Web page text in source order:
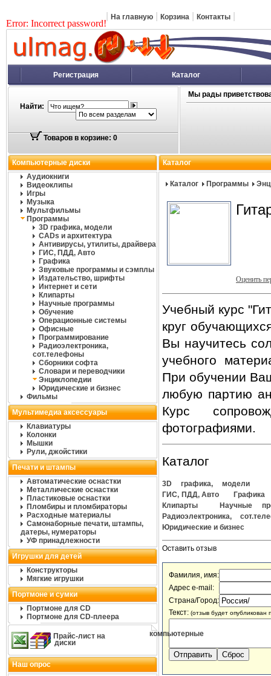
Error: Incorrect password!
На главную Корзина Контакты
Регистрация Каталог
Найти:
Товаров в корзине: 0
Мы рады
Компьютерные диски
Аудиокниги
Видеоклипы
Игры
Музыка
Мультфильмы
Программы
3D графика, модели
CADs и архитектура
Антивирусы, утилиты, драйвера
ГИС, ПДД, Авто
Графика
Звуковые программы и сэмплы
Издательство, шрифты
Интернет и сети
Клипарты
Научные программы
Обучение
Операционные системы
Офисные
Программирование
Радиоэлектроника,
сот.телефоны
Сборники софта
Словари и переводчики
Энциклопедии
Юридические и бизнес
Фильмы
Мультимедиа аксессуары
Клавиатуры
Колонки
Мышки
Рули, джойстики
Печати и штампы
Автоматические оснастки
Металлические оснастки
Пластиковые оснастки
Пломбиры и пломбираторы
Расходные материалы
Самонаборные печати, штампы,
датеры, нумераторы
УФ принадлежности
Игрушки для детей
Конструкторы
Мягкие игрушки
Портмоне и сумки
Портмоне для CD
Портмоне для CD-плеера
Прайс-лист на
компьютерные
диски
Наш опрос
Каталог
Каталог Программы
Оценить
Учебный курс
круг
Вы научитесь
учебного
При обучении
любую партию
Курс
фотографиями.
Каталог
3D графика, модели
ГИС, ПДД, Авто
Графика
Клипарты
Научные
Радиоэлектроника,
Юридические и бизнес
Оставить отзыв
Фамилия, имя:
Адрес e-mail:
Страна/Город:
Текст: (отзыв будет опубликован